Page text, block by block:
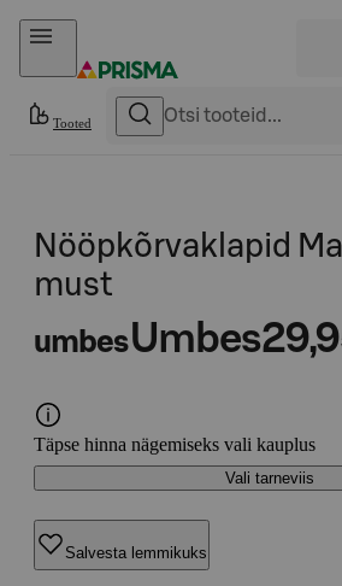
Otse sisu juurde
Tooted
Nööpkõrvaklapid
must
umbesUmbes
Täpse hinna nägemiseks vali kauplus
Vali tarneviis
Salvesta lemmikuks